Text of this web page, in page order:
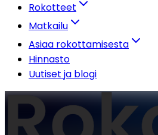
Rokotteet
Matkailu
Asiaa rokottamisesta
Hinnasto
Uutiset ja blogi